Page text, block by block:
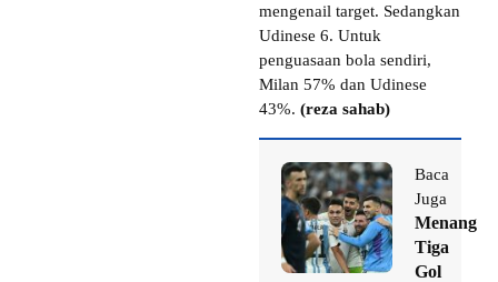
mengenail target. Sedangkan
Udinese 6. Untuk
penguasaan bola sendiri,
Milan 57% dan Udinese
43%. (reza sahab)
Baca
Juga
Menang
Tiga
Gol